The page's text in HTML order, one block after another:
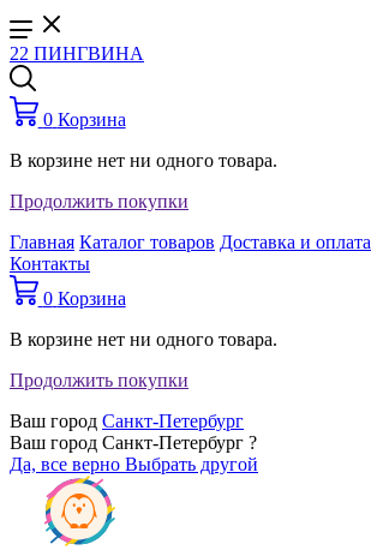
22 ПИНГВИНА
0 Корзина
В корзине нет ни одного товара.
Продолжить покупки
Главная Каталог товаров Доставка и оплата
Контакты
0 Корзина
В корзине нет ни одного товара.
Продолжить покупки
Ваш город Санкт-Петербург
Ваш город Санкт-Петербург ?
Да, все верно Выбрать другой